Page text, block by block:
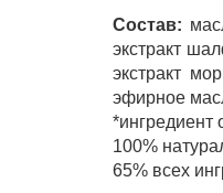
Состав:
экстракт
экстракт
эфирное
*ингредиент
100%
65% всех